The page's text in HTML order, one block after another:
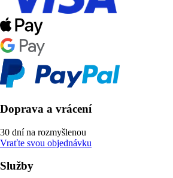
Doprava a vrácení
30 dní na rozmyšlenou
Vraťte svou objednávku
Služby